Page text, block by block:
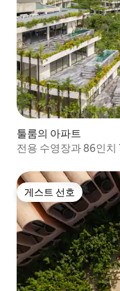
툴룸의 아파트
전용 수영장과 86인치
게스트 선호
게스트 선호